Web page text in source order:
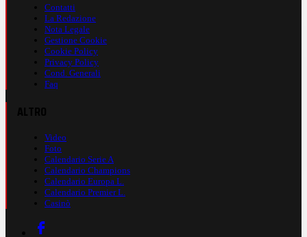
Contatti
La Redazione
Nota Legale
Gestione Cookie
Cookie Policy
Privacy Policy
Cond. Generali
Faq
Video
Foto
Calendario Serie A
Calendario Champions
Calendario Europa L.
Calendario Premier L.
Casinò